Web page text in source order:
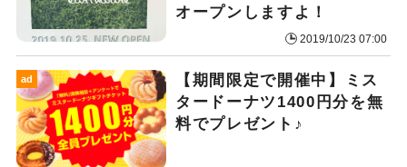
オープンしますよ！
2019/10/23 07:00
ad
【期間限定で開催中】ミス
タードーナツ1400円分を無
料でプレゼント♪